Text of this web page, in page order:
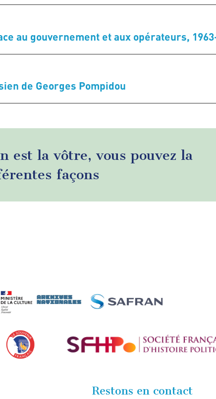
au gouvernement et aux opérateurs,
de Georges Pompidou
est la vôtre, vous pouvez la
façons
Restons en contact